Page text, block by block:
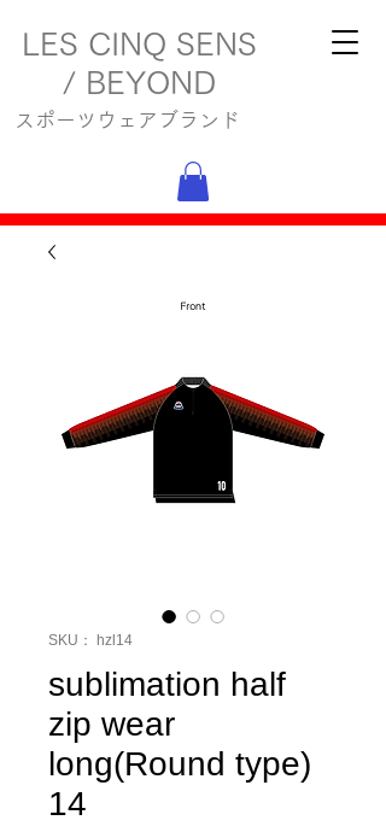
LES CINQ SENS
/ BEYOND
スポーツウェアブランド
SKU： hzl14
sublimation half
zip wear
long(Round type)
14